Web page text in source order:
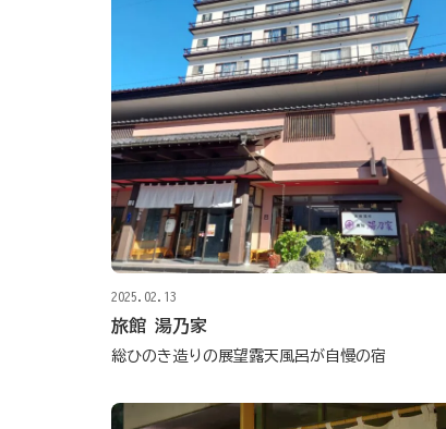
2025.02.13
旅館 湯乃家
総ひのき造りの展望露天風呂が自慢の宿